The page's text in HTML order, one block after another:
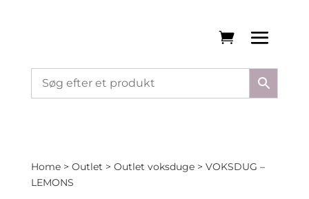
Home> Outlet > Outlet voksduge> VOKSDUG –
LEMONS